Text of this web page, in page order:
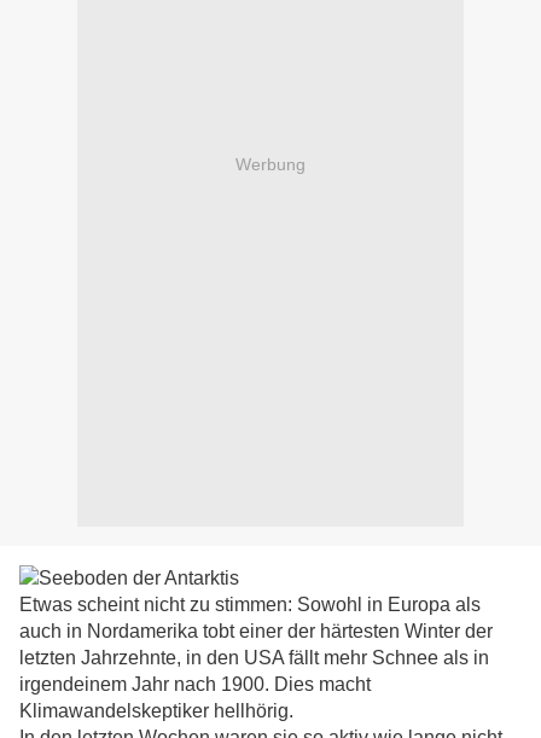
Werbung
Etwas scheint nicht zu stimmen: Sowohl in Europa als
auch in Nordamerika tobt einer der härtesten Winter der
letzten Jahrzehnte, in den USA fällt mehr Schnee als in
irgendeinem Jahr nach 1900. Dies macht
Klimawandelskeptiker hellhörig.